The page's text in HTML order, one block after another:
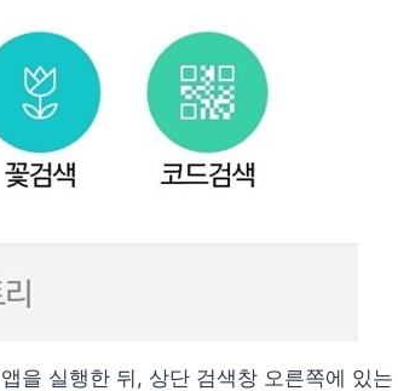
을 실행한 뒤, 상단 검색창 오른쪽에 있는